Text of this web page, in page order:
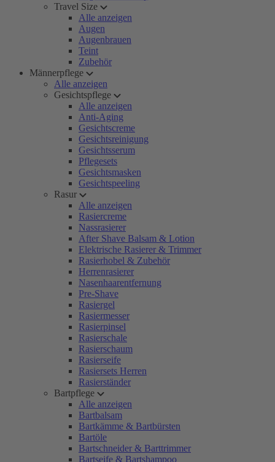
Travel Size
Alle anzeigen
Augen
Augenbrauen
Teint
Zubehör
Männerpflege
Alle anzeigen
Gesichtspflege
Alle anzeigen
Anti-Aging
Gesichtscreme
Gesichtsreinigung
Gesichtsserum
Pflegesets
Gesichtsmasken
Gesichtspeeling
Rasur
Alle anzeigen
Rasiercreme
Nassrasierer
After Shave Balsam & Lotion
Elektrische Rasierer & Trimmer
Rasierhobel & Zubehör
Herrenrasierer
Nasenhaarentfernung
Pre-Shave
Rasiergel
Rasiermesser
Rasierpinsel
Rasierschale
Rasierschaum
Rasierseife
Rasiersets Herren
Rasierständer
Bartpflege
Alle anzeigen
Bartbalsam
Bartkämme & Bartbürsten
Bartöle
Bartschneider & Barttrimmer
Bartseife & Bartshampoo